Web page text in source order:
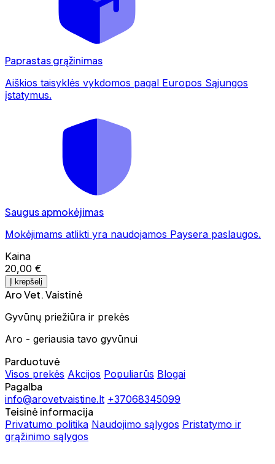
Paprastas grąžinimas
Aiškios taisyklės vykdomos pagal Europos Sąjungos
įstatymus.
Saugus apmokėjimas
Mokėjimams atlikti yra naudojamos Paysera paslaugos.
Kaina
20,00 €
Į krepšelį
Aro Vet. Vaistinė
Gyvūnų priežiūra ir prekės
Aro - geriausia tavo gyvūnui
Parduotuvė
Visos prekės Akcijos Populiarūs Blogai
Pagalba
info@arovetvaistine.lt +37068345099
Teisinė informacija
Privatumo politika Naudojimo sąlygos Pristatymo ir
grąžinimo sąlygos